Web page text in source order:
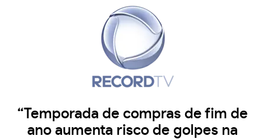
“Temporada de compras de fim de
ano aumenta risco de golpes na